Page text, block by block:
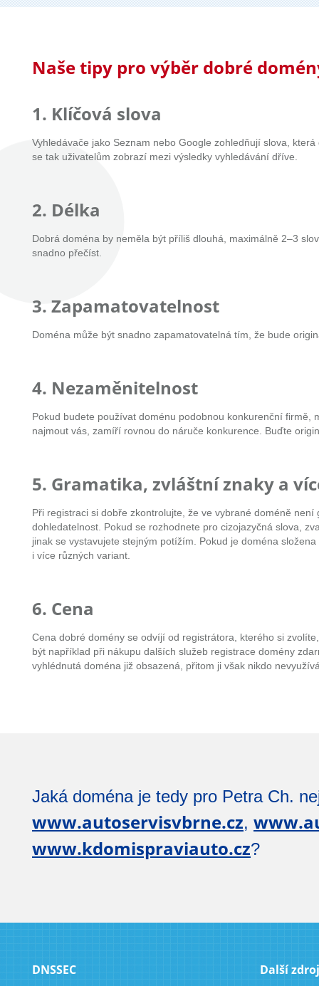
Naše tipy pro výběr dobré
1. Klíčová slova
Vyhledávače jako Seznam nebo Google zohledňují slova,
se tak uživatelům zobrazí mezi výsledky vyhledávání dříve.
2. Délka
Dobrá doména by neměla být příliš dlouhá, maximálně 2–3
snadno přečíst.
3. Zapamatovatelnost
Doména může být snadno zapamatovatelná tím, že bude
4. Nezaměnitelnost
Pokud budete používat doménu podobnou konkurenční
najmout vás, zamíří rovnou do náruče konkurence. Buďte
5. Gramatika, zvláštní znaky a
Při registraci si dobře zkontrolujte, že ve vybrané doméně
dohledatelnost. Pokud se rozhodnete pro cizojazyčná slova,
jinak se vystavujete stejným potížím. Pokud je doména
i více různých variant.
6. Cena
Cena dobré domény se odvíjí od registrátora, kterého si
být například při nákupu dalších služeb registrace domény
vyhlédnutá doména již obsazená, přitom ji však nikdo
Jaká doména je tedy pro Petra Ch.
www.autoservisvbrne.cz,
www.kdomispraviauto.cz?
DNSSEC Další